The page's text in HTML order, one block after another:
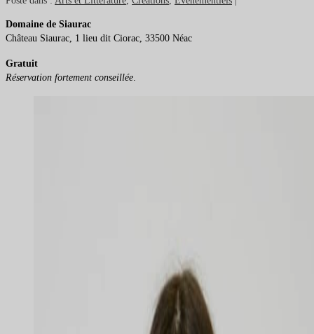
Domaine de Siaurac
Château Siaurac, 1 lieu dit Ciorac, 33500 Néac
Gratuit
Réservation fortement conseillée.